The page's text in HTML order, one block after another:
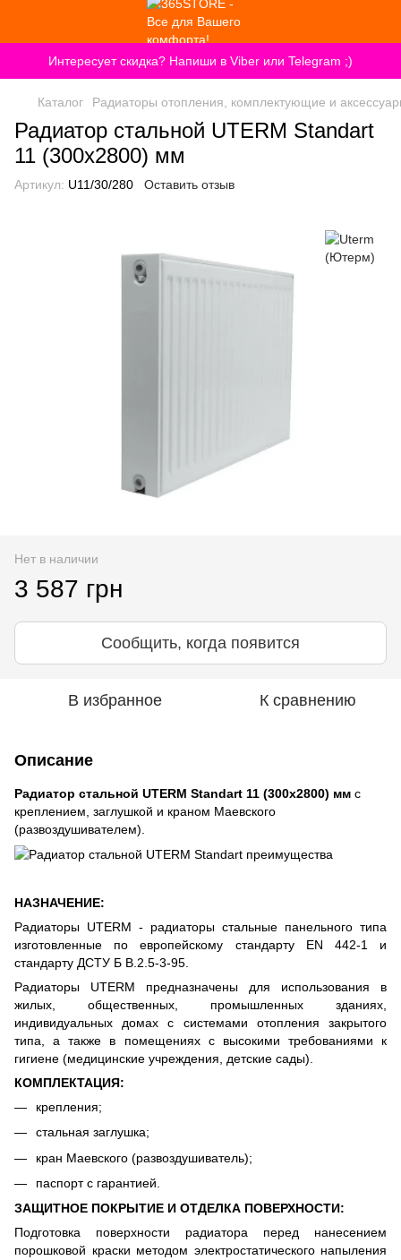
Интересует скидка? Напиши в Viber или Telegram ;)
Каталог Радиаторы отопления, комплектующие и
Радиатор стальной UTERM Standart
11 (300x2800) мм
Артикул: U11/30/280 Оставить отзыв
Нет в наличии
3 587 грн
Сообщить, когда появится
В избранное К сравнению
Описание
Радиатор стальной UTERM Standart 11 (300x2800) мм с
креплением, заглушкой и краном Маевского
(развоздушивателем).
НАЗНАЧЕНИЕ:
Радиаторы UTERM - радиаторы стальные панельного типа
изготовленные по европейскому стандарту EN 442-1 и
стандарту ДСТУ Б В.2.5-3-95.
Радиаторы UTERM предназначены для использования в
жилых, общественных, промышленных зданиях,
индивидуальных домах с системами отопления закрытого
типа, а также в помещениях с высокими требованиями к
гигиене (медицинские учреждения, детские сады).
КОМПЛЕКТАЦИЯ:
крепления;
стальная заглушка;
кран Маевского (развоздушиватель);
паспорт с гарантией.
ЗАЩИТНОЕ ПОКРЫТИЕ И ОТДЕЛКА ПОВЕРХНОСТИ:
Подготовка поверхности радиатора перед нанесением
порошковой краски методом электростатического напыления